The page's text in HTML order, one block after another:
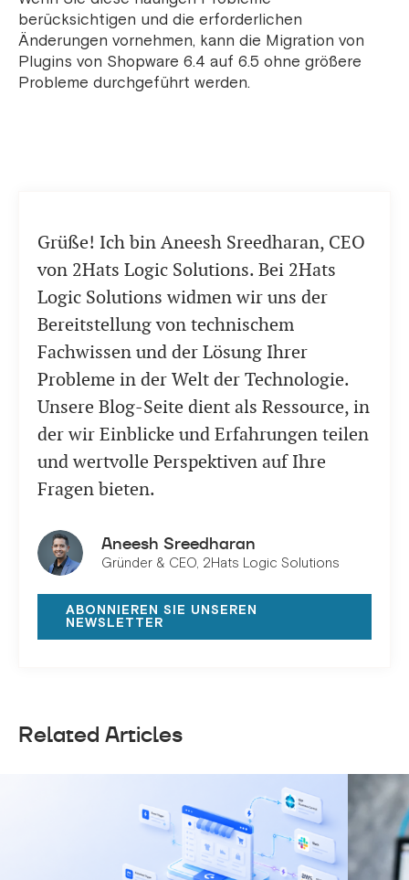
berücksichtigen und die erforderlichen
Änderungen vornehmen, kann die Migration von
Plugins von Shopware 6.4 auf 6.5 ohne größere
Probleme durchgeführt werden.
Grüße! Ich bin Aneesh Sreedharan, CEO
von 2Hats Logic Solutions. Bei 2Hats
Logic Solutions widmen wir uns der
Bereitstellung von technischem
Fachwissen und der Lösung Ihrer
Probleme in der Welt der Technologie.
Unsere Blog-Seite dient als Ressource, in
der wir Einblicke und Erfahrungen teilen
und wertvolle Perspektiven auf Ihre
Fragen bieten.
Aneesh Sreedharan
Gründer & CEO, 2Hats Logic Solutions
ABONNIEREN SIE UNSEREN
NEWSLETTER
Related Articles